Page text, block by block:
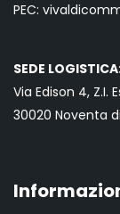
PEC:
SEDE
Via Edison 4, Z.I.
30020 Noventa